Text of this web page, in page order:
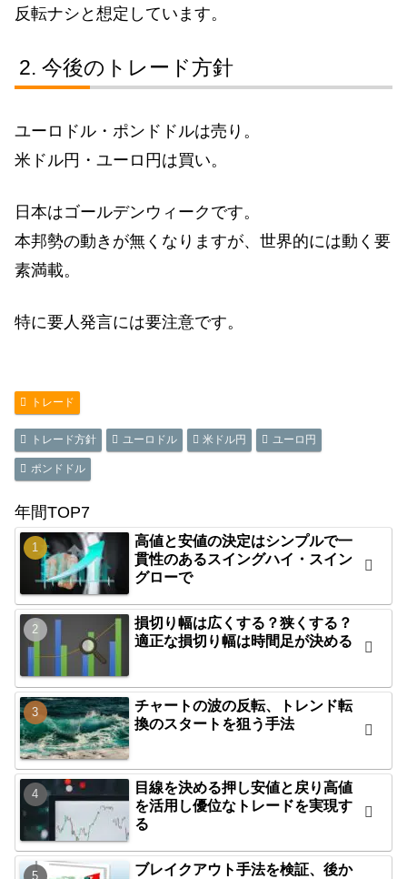
反転ナシと想定しています。
今後のトレード方針
ユーロドル・ポンドドルは売り。
米ドル円・ユーロ円は買い。
日本はゴールデンウィークです。
本邦勢の動きが無くなりますが、世界的には動く要
素満載。
特に要人発言には要注意です。
トレード
トレード方針 ユーロドル 米ドル円 ユーロ円
ポンドドル
年間TOP7
高値と安値の決定はシンプルで一
貫性のあるスイングハイ・スイン
グローで
損切り幅は広くする？狭くする？
適正な損切り幅は時間足が決める
チャートの波の反転、トレンド転
換のスタートを狙う手法
目線を決める押し安値と戻り高値
を活用し優位なトレードを実現す
る
ブレイクアウト手法を検証、後か